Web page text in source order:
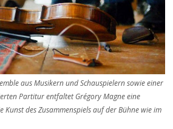
aus Musikern und Schauspielern sowie einer
Partitur entfaltet Grégory Magne eine
Kunst des Zusammenspiels auf der Bühne wie im